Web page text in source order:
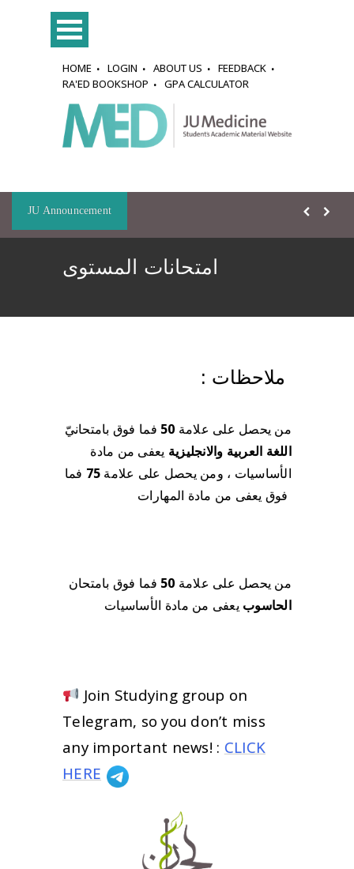
HOME LOGIN ABOUT US
FEEDBACK
RA'ED BOOKSHOP
GPA CALCULATOR
JU Announcement
امتحانات المستوى
من يحصل على علامة 50 فما فوق بامتحانيّ
اللغة العربية والانجليزية يعفى من مادة
الأساسيات ، ومن يحصل على علامة 75 فما
من يحصل على علامة 50 فما فوق بامتحان
الحاسوب يعفى من مادة الأساسيات
Join Studying group on
Telegram, so you don’t miss
any important news! : CLICK
HERE